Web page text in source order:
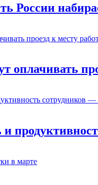
России
оплачивать